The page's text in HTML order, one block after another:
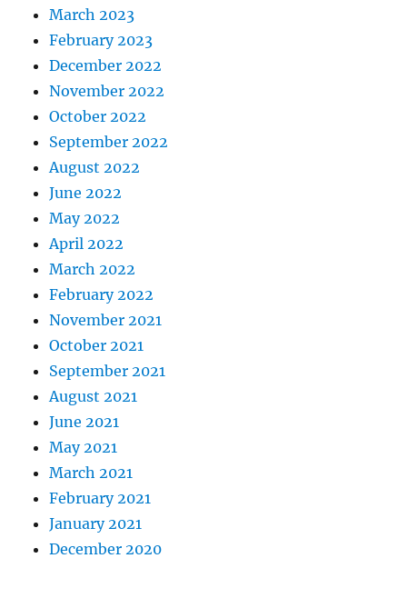
March 2023
February 2023
December 2022
November 2022
October 2022
September 2022
August 2022
June 2022
May 2022
April 2022
March 2022
February 2022
November 2021
October 2021
September 2021
August 2021
June 2021
May 2021
March 2021
February 2021
January 2021
December 2020